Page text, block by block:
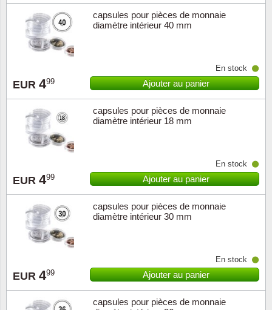
capsules pour pièces de monnaie
diamètre intérieur 40 mm
EUR 499
En stock
Ajouter au panier
capsules pour pièces de monnaie
diamètre intérieur 18 mm
EUR 499
En stock
Ajouter au panier
capsules pour pièces de monnaie
diamètre intérieur 30 mm
EUR 499
En stock
Ajouter au panier
capsules pour pièces de monnaie